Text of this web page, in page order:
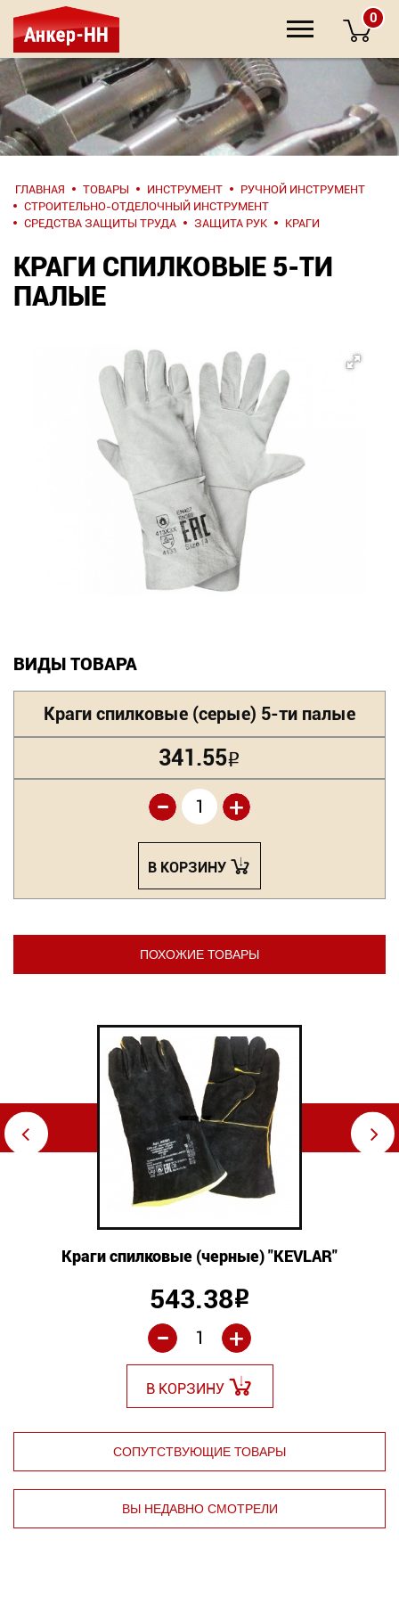
НАПИШИТЕ
НАМ
Крепеж
Документация
Оформление заказа
Оплата и доставка
+7
(831)
282-
01
0
ГЛАВНАЯ ТОВАРЫ ИНСТРУМЕНТ
РУЧНОЙ ИНСТРУМЕНТ
СТРОИТЕЛЬНО-ОТДЕЛОЧНЫЙ ИНСТРУМЕНТ
СРЕДСТВА ЗАЩИТЫ ТРУДА
ЗАЩИТА РУК КРАГИ
КРАГИ СПИЛКОВЫЕ 5-ТИ
ПАЛЫЕ
ВИДЫ ТОВАРА
Краги спилковые (серые) 5-ти палые
341.55Р
+
-
В КОРЗИНУ
ПОХОЖИЕ ТОВАРЫ
⇦
Краги спилковые (черные) "KEVLAR"
543.38Р
+
-
В КОРЗИНУ
⇨
СОПУТСТВУЮЩИЕ ТОВАРЫ
ВЫ НЕДАВНО СМОТРЕЛИ